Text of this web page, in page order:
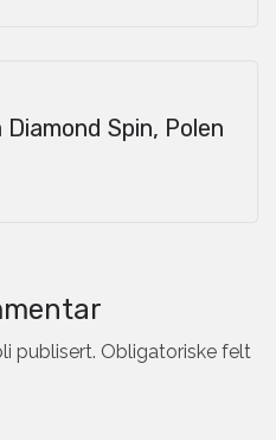
Spin, Polen
publisert. Obligatoriske felt